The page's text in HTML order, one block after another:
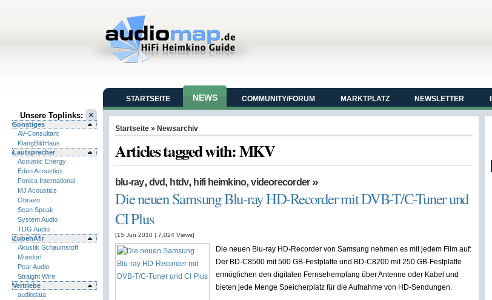
Unsere Toplinks:
Sonstiges
AV-Consultant
KlangBildHaus
Lautsprecher
Acoustic Energy
Eden Acoustics
Fonica International
MJ Acoustics
Obravo
Scan Speak
System Audio
TDG Audio
ZubehÃ¶r
Akustik Schaumstoff
Mundorf
Pear Audio
Straight Wire
Vertriebe
audiodata
STARTSEITE NEWS COMMUNITY/FORUM MARKTPLATZ NEWSLETTER
Startseite » Newsarchiv
Articles tagged with: MKV
blu-ray, dvd, htdv, hifi heimkino,videorecorder»
Die neuen Samsung Blu-ray HD-Recorder mit DVB-T/C-Tuner und
CI Plus
[15 Jun 2010 | 7,024 Views]
Die neuen Blu-ray HD-Recorder von Samsung nehmen es mit jedem Film auf:
Der BD-C8500 mit 500 GB-Festplatte und BD-C8200 mit 250 GB-Festplatte
ermöglichen den digitalen Fernsehempfang über Antenne oder Kabel und
bieten jede Menge Speicherplatz für die Aufnahme von HD-Sendungen.